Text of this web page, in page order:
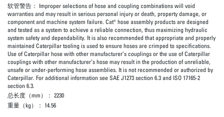
软管警告： Improper selections of hose and coupling combinations will void
warranties and may result in serious personal injury or death, property damage, or
component and machine system failure. Cat® hose assembly products are designed
and tested as a system to achieve a reliable connection, thus maximizing hydraulic
system safety and dependability. It is also recommended that appropriate and properly
maintained Caterpillar tooling is used to ensure hoses are crimped to specifications.
Use of Caterpillar hose with other manufacturer’s couplings or the use of Caterpillar
couplings with other manufacturer’s hose may result in the production of unreliable,
unsafe or under-performing hose assemblies. It is not recommended or authorized by
Caterpillar. For additional information see SAE J1273 section 6.3 and ISO 17165-2
section 6.3.
总长度（mm）： 2230
重量（kg）： 14.56